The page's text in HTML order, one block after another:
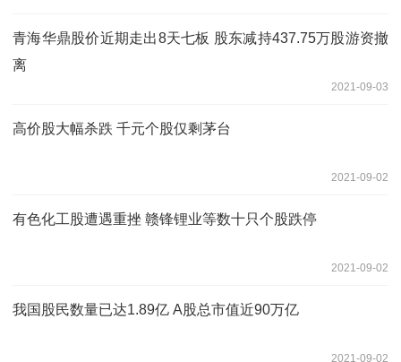
青海华鼎股价近期走出8天七板 股东减持437.75万股游资撤
离
2021-09-03
高价股大幅杀跌 千元个股仅剩茅台
2021-09-02
有色化工股遭遇重挫 赣锋锂业等数十只个股跌停
2021-09-02
我国股民数量已达1.89亿 A股总市值近90万亿
2021-09-02